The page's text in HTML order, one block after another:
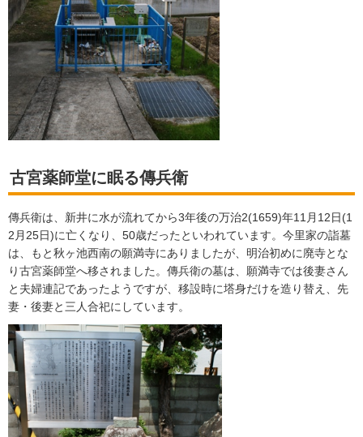
古宮薬師堂に眠る傳兵衛
傳兵衛は、新井に水が流れてから3年後の万治2(1659)年11月12日(1
2月25日)に亡くなり、50歳だったといわれています。今里家の詣墓
は、もと秋ヶ池西南の願満寺にありましたが、明治初めに廃寺とな
り古宮薬師堂へ移されました。傳兵衛の墓は、願満寺では後妻さん
と夫婦連記であったようですが、移設時に塔身だけを造り替え、先
妻・後妻と三人合祀にしています。